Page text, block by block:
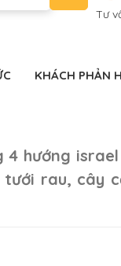
Tư
KHÁCH PHẢN
4 hướng
rau, cây